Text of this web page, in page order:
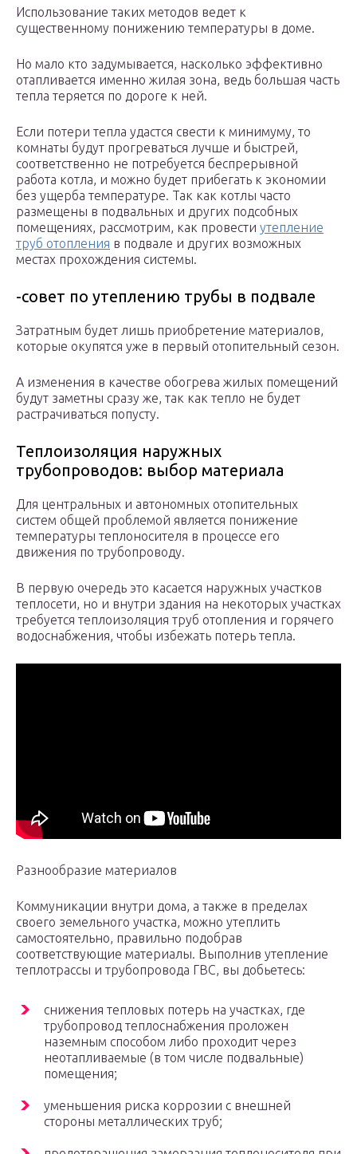
Использование таких методов ведет к
существенному понижению температуры в доме.
Но мало кто задумывается, насколько эффективно
отапливается именно жилая зона, ведь большая часть
тепла теряется по дороге к ней.
Если потери тепла удастся свести к минимуму, то
комнаты будут прогреваться лучше и быстрей,
соответственно не потребуется беспрерывной
работа котла, и можно будет прибегать к экономии
без ущерба температуре. Так как котлы часто
размещены в подвальных и других подсобных
помещениях, рассмотрим, как провести утепление
труб отопления в подвале и других возможных
местах прохождения системы.
-совет по утеплению трубы в подвале
Затратным будет лишь приобретение материалов,
которые окупятся уже в первый отопительный сезон.
А изменения в качестве обогрева жилых помещений
будут заметны сразу же, так как тепло не будет
растрачиваться попусту.
Теплоизоляция наружных
трубопроводов: выбор материала
Для центральных и автономных отопительных
систем общей проблемой является понижение
температуры теплоносителя в процессе его
движения по трубопроводу.
В первую очередь это касается наружных участков
теплосети, но и внутри здания на некоторых участках
требуется теплоизоляция труб отопления и горячего
водоснабжения, чтобы избежать потерь тепла.
Разнообразие материалов
Коммуникации внутри дома, а также в пределах
своего земельного участка, можно утеплить
самостоятельно, правильно подобрав
соответствующие материалы. Выполнив утепление
теплотрассы и трубопровода ГВС, вы добьетесь:
снижения тепловых потерь на участках, где
трубопровод теплоснабжения проложен
наземным способом либо проходит через
неотапливаемые (в том числе подвальные)
помещения;
уменьшения риска коррозии с внешней
стороны металлических труб;